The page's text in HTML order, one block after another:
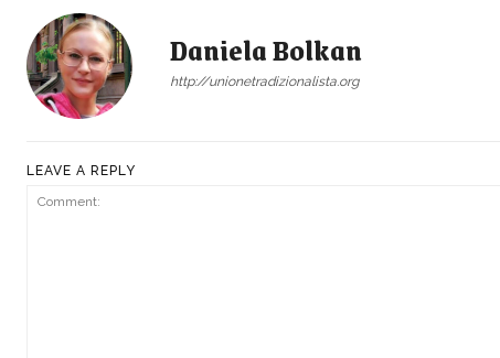
Daniela Bolkan
http://unionetradizionalista.org
LEAVE A REPLY